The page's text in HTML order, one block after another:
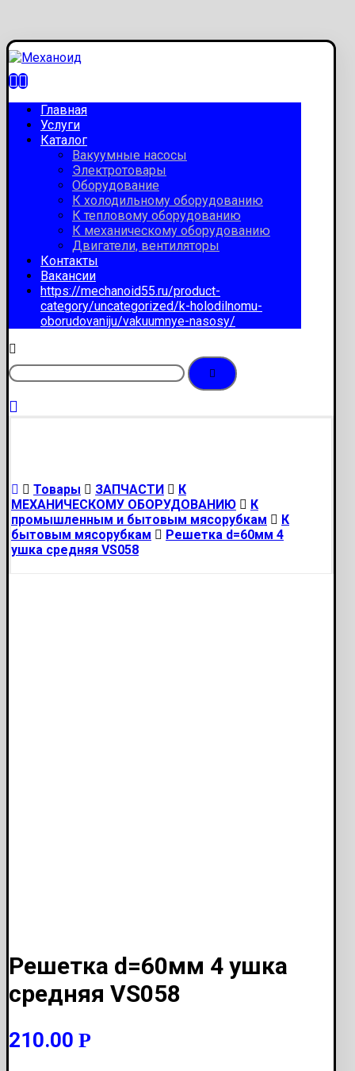
Главная
Услуги
Каталог
Вакуумные насосы
Электротовары
Оборудование
К холодильному оборудованию
К тепловому оборудованию
К механическому оборудованию
Двигатели, вентиляторы
Контакты
Вакансии
https://mechanoid55.ru/product-
category/uncategorized/k-holodilnomu-
oborudovaniju/vakuumnye-nasosy/
Товары ЗАПЧАСТИ
К
МЕХАНИЧЕСКОМУ ОБОРУДОВАНИЮ
К
промышленным и бытовым мясорубкам
К
бытовым мясорубкам
Решетка d=60мм 4
ушка средняя VS058
Решетка d=60мм 4 ушка
средняя VS058
210.00 Р